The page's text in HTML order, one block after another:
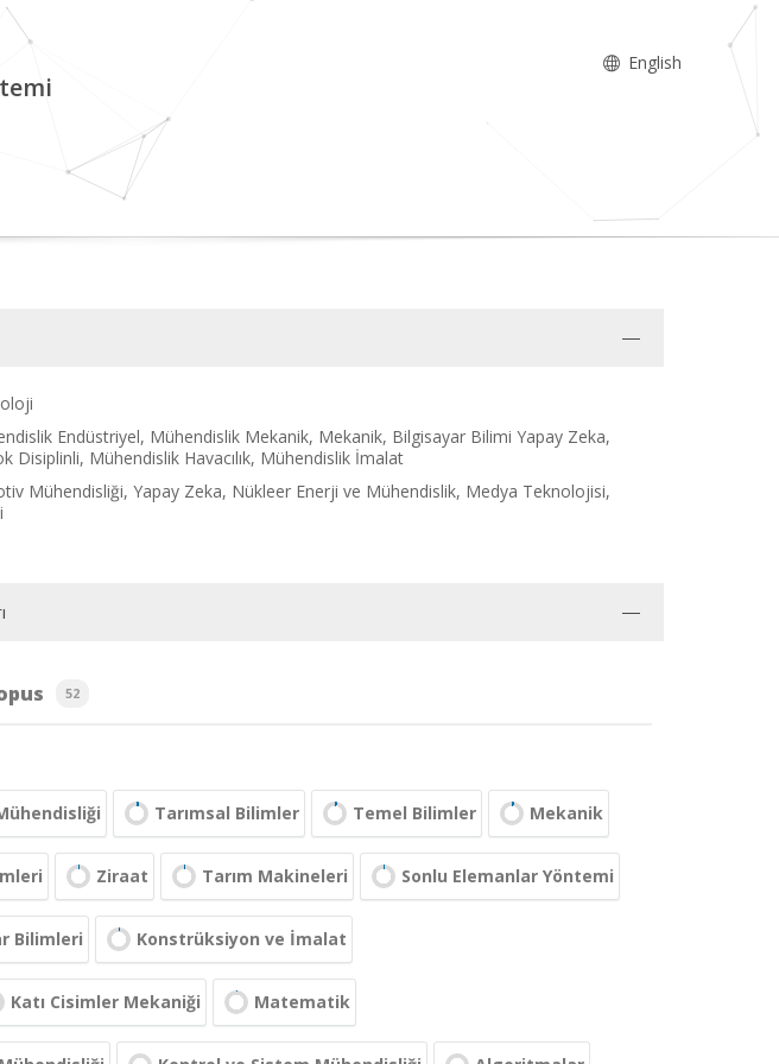
English
Endüstriyel, Mühendislik Mekanik, Mekanik, Bilgisayar Bilimi Yapay Zeka,
Mühendislik Havacılık, Mühendislik İmalat
Mühendisliği, Yapay Zeka, Nükleer Enerji ve Mühendislik, Medya Teknolojisi,
52
Tarımsal Bilimler Temel Bilimler Mekanik
Ziraat Tarım Makineleri Sonlu Elemanlar Yöntemi
Bilimleri Konstrüksiyon ve İmalat
Katı Cisimler Mekaniği Matematik